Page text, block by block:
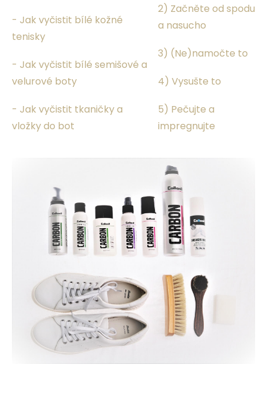
- Jak vyčistit bílé kožné
tenisky
- Jak vyčistit bílé semišové a
velurové boty
- Jak vyčistit tkaničky a
vložky do bot
2) Začněte od spodu
a nasucho
3) (Ne)namočte to
4) Vysušte to
5) Pečujte a
impregnujte